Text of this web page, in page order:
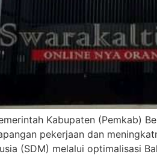
Kabupaten (Pemkab)
pekerjaan dan
(SDM) melalui optimalisasi